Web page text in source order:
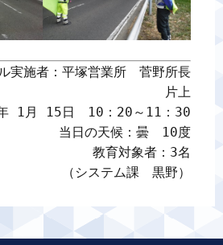
実施者：平塚営業所　菅野所長
片上
1月 15日　10：20～11：30
当日の天候：曇　10度
教育対象者：3名
（システム課　黒野）